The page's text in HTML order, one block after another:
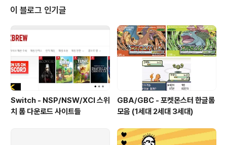
이 블로그 인기글
Switch - NSP/NSW/XCI 스위
치 롬 다운로드 사이트들
GBA/GBC - 포켓몬스터 한글롬
모음 (1세대 2세대 3세대)